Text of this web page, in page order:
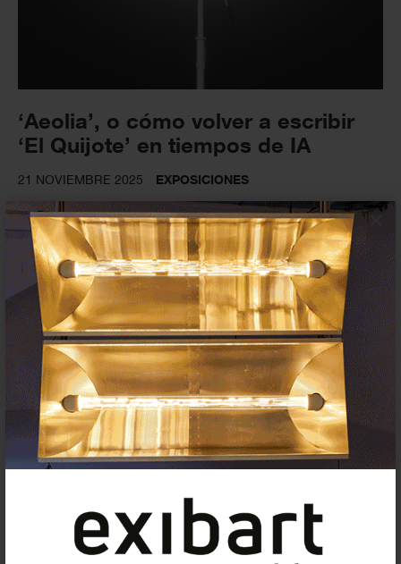
×
‘Aeolia’, o cómo volver a escribir
‘El Quijote’ en tiempos de IA
21 NOVIEMBRE 2025 EXPOSICIONES
Suscríbete a la newsletter
Insertar residencias
Insertar exposición o evento